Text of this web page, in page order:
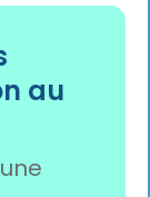
familial
est
de
au